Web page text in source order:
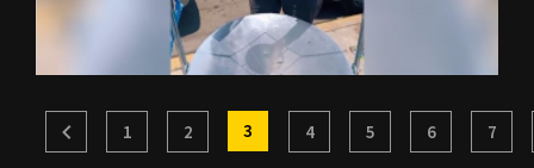
1 2 3 4 5 6 7